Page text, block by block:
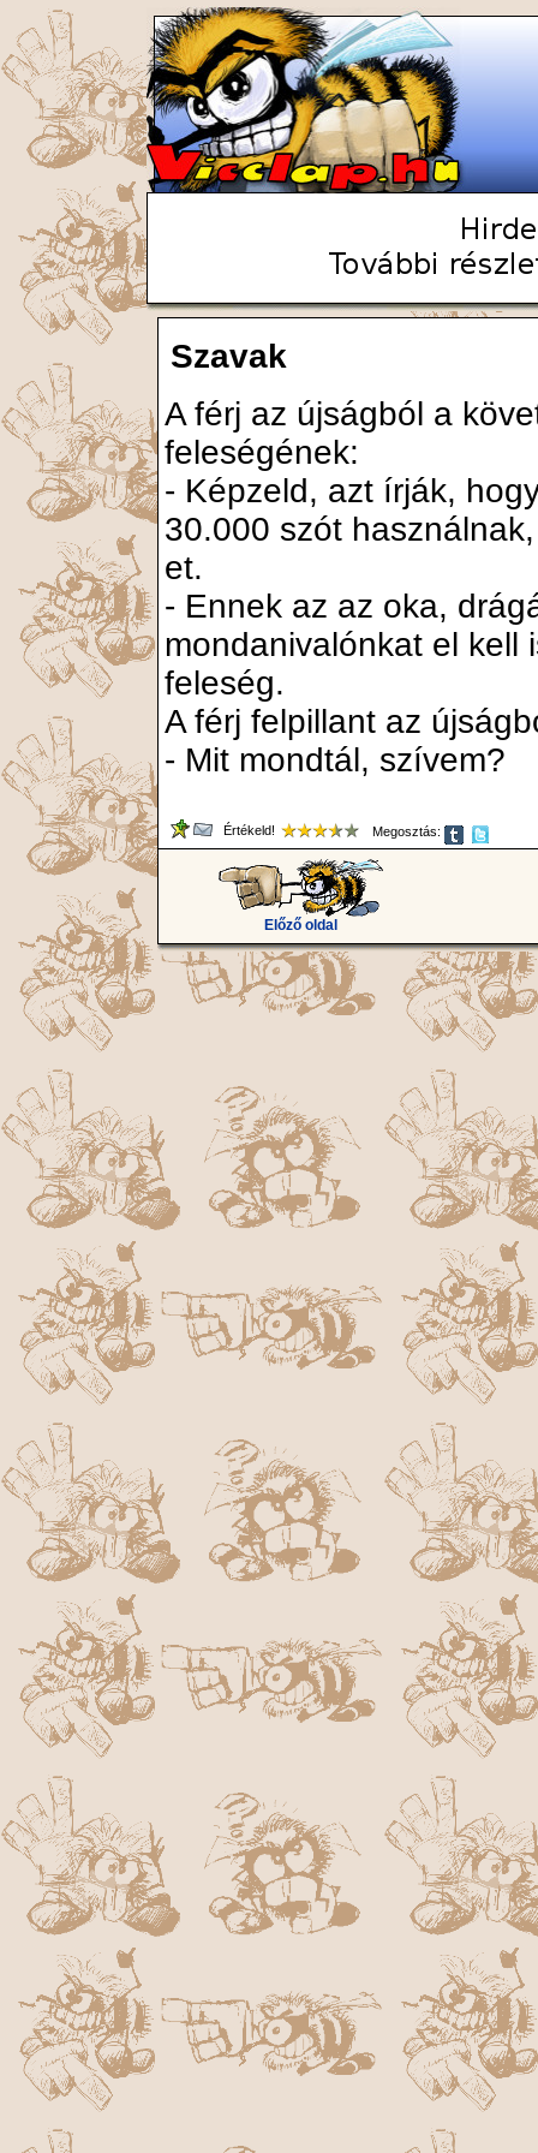
Szavak
A férj az újságból a
feleségének:
- Képzeld, azt írják,
30.000 szót
et.
- Ennek az az oka,
mondanivalónkat el kell
feleség.
A férj felpillant az
- Mit mondtál, szívem?
Értékeld! Megosztás:
Előző oldal